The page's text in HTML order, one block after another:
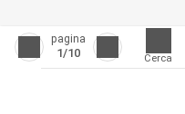
pagina
1/10 Cerca